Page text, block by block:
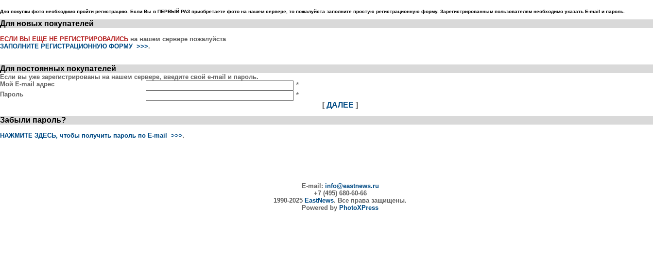
Для покупки фото необходимо пройти регистрацию. Если Вы в ПЕРВЫЙ РАЗ приобретаете фото на нашем сервере, то пожалуйста заполните простую регистрационную форму. Зарегистрированным пользователям необходимо указать E-mail и пароль.
Для новых покупателей
ЕСЛИ ВЫ ЕЩЕ НЕ РЕГИСТРИРОВАЛИСЬ на нашем сервере пожалуйста
ЗАПОЛНИТЕ РЕГИСТРАЦИОННУЮ ФОРМУ >>>.
Для постоянных покупателей
Если вы уже зарегистрированы на нашем сервере, введите свой e-mail и пароль.
Мой E-mail адрес
*
Пароль
*
[ ДАЛЕЕ ]
Забыли пароль?
НАЖМИТЕ ЗДЕСЬ, чтобы получить пароль по E-mail >>>.
E-mail: info@eastnews.ru
+7 (495) 680-60-66
1990-2025 EastNews. Все права защищены.
Powered by PhotoXPress